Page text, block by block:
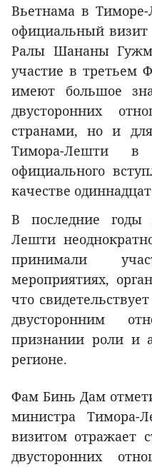
Вьетнама в
официальный
Ралы Шананы
участие в третьем
имеют большое
двусторонних
странами, но и
Тимора-Лешти
официального
качестве
В последние годы
Лешти
принимали
мероприятиях,
что
двусторонним
признании роли и
регионе.
Фам Бинь Дам
министра
визитом отражает
двусторонних